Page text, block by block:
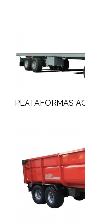
PLATAFORMAS